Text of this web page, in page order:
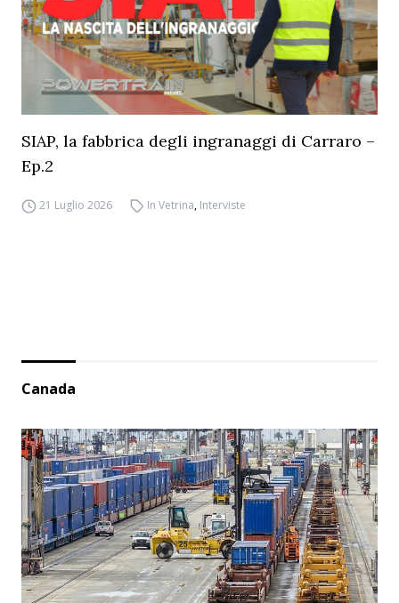
SIAP, la fabbrica degli ingranaggi di Carraro –
Ep.2
21 Luglio 2026 In Vetrina, Interviste
Canada